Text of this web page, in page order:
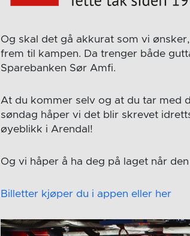
Og skal det gå akkurat som vi
frem til kampen. Da trenger både
Sparebanken Sør Amfi.
At du kommer selv og at du tar med
søndag håper vi det blir skrevet
øyeblikk i Arendal!
Og vi håper å ha deg på laget når
Billetter kjøper du i appen eller her